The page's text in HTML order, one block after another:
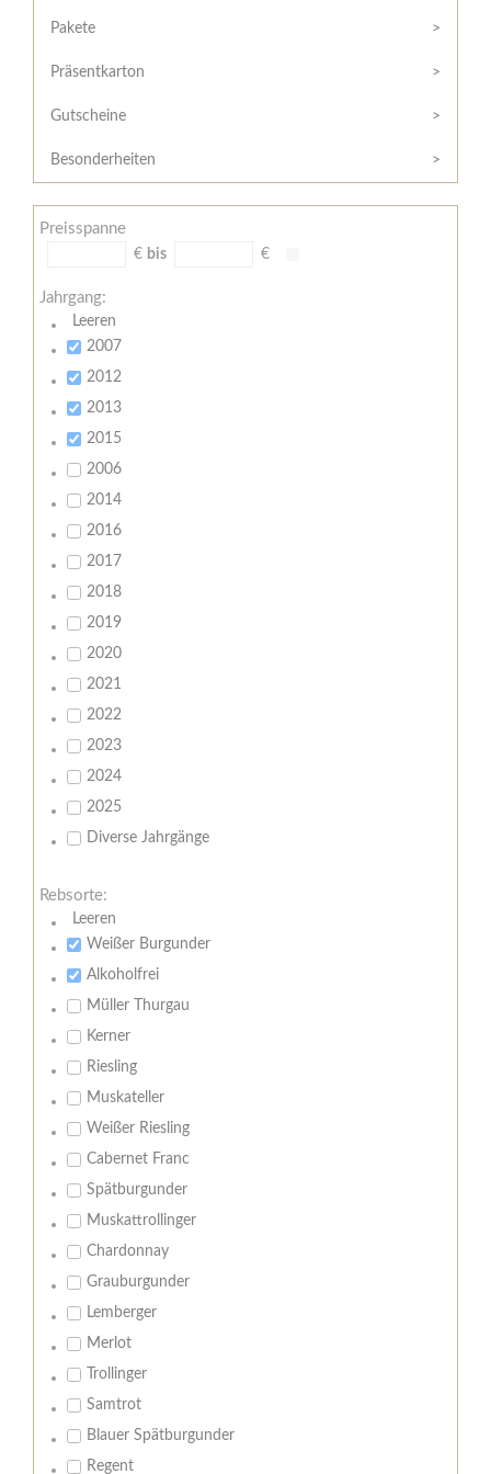
/
Widerrufsformular
AGB
Zahlungsbedingungen
Meine
Pakete
Präsentkarton
Gutscheine
Besonderheiten
Preisspanne
€ bis €
Jahrgang:
Leeren
2007
2012
2013
2015
2006
2014
2016
2017
2018
2019
2020
2021
2022
2023
2024
2025
Diverse Jahrgänge
Rebsorte:
Leeren
Weißer Burgunder
Alkoholfrei
Müller Thurgau
Kerner
Riesling
Muskateller
Weißer Riesling
Cabernet Franc
Spätburgunder
Muskattrollinger
Chardonnay
Grauburgunder
Lemberger
Merlot
Trollinger
Samtrot
Blauer Spätburgunder
Regent